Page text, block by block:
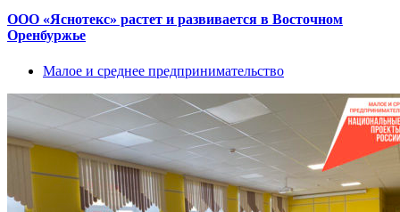
ООО «Яснотекс» растет и развивается в Восточном
Оренбуржье
Малое и среднее предпринимательство